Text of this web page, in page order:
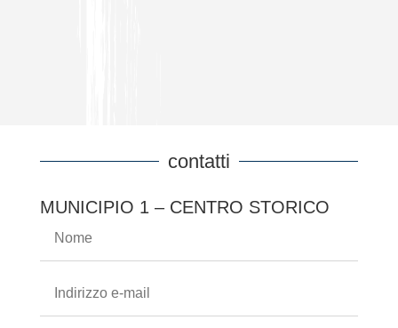
contatti
MUNICIPIO 1 – CENTRO STORICO